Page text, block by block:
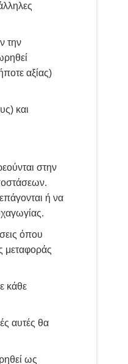
την
αξίας)
και
στην
ή να
όπου
μεταφοράς
κάθε
αυτές θα
ως